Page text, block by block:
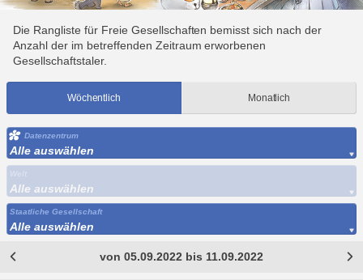
Die Rangliste für Freie Gesellschaften bemisst sich nach der
Anzahl der im betreffenden Zeitraum erworbenen
Gesellschaftstaler.
Wöchentlich Monatlich
Datenzentrum
Alle auswählen
Alle auswählen
Staatliche Gesellschaft
Alle auswählen
von 05.09.2022 bis 11.09.2022